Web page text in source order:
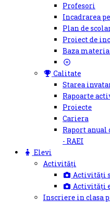
Profesori
Incadrarea
Plan de
Proiect de
Baza
Calitate
Starea
Rapoarte
Proiecte
Cariera
Raport
- RAEI
Elevi
Activități
Activități
Activități
Inscriere in clasa